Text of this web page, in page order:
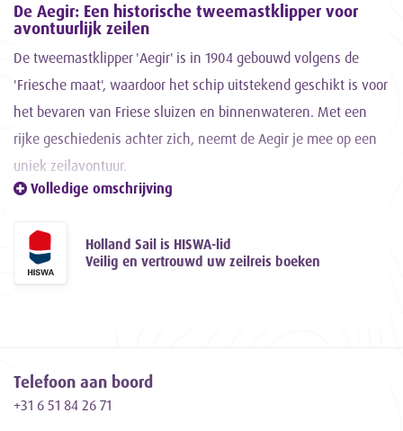
De Aegir: Een historische tweemastklipper voor
avontuurlijk zeilen
De tweemastklipper 'Aegir' is in 1904 gebouwd volgens de
'Friesche maat', waardoor het schip uitstekend geschikt is voor
het bevaren van Friese sluizen en binnenwateren. Met een
rijke geschiedenis achter zich, neemt de Aegir je mee op een
uniek zeilavontuur.
Gerenoveerd en omgetoverd tot
Gedurende de periode van 1983 tot 1986 heeft schipper en
eigenaar Jaap Gomes het oorspronkelijke casco zorgvuldig
Een uniek kenmerk van zeilschip Aegir
Volledige omschrijving
Holland Sail is HISWA-lid
Veilig en vertrouwd uw zeilreis boeken
Telefoon aan boord
+31 6 51 84 26 71